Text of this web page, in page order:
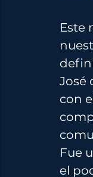
Este
José
con
Fue
el